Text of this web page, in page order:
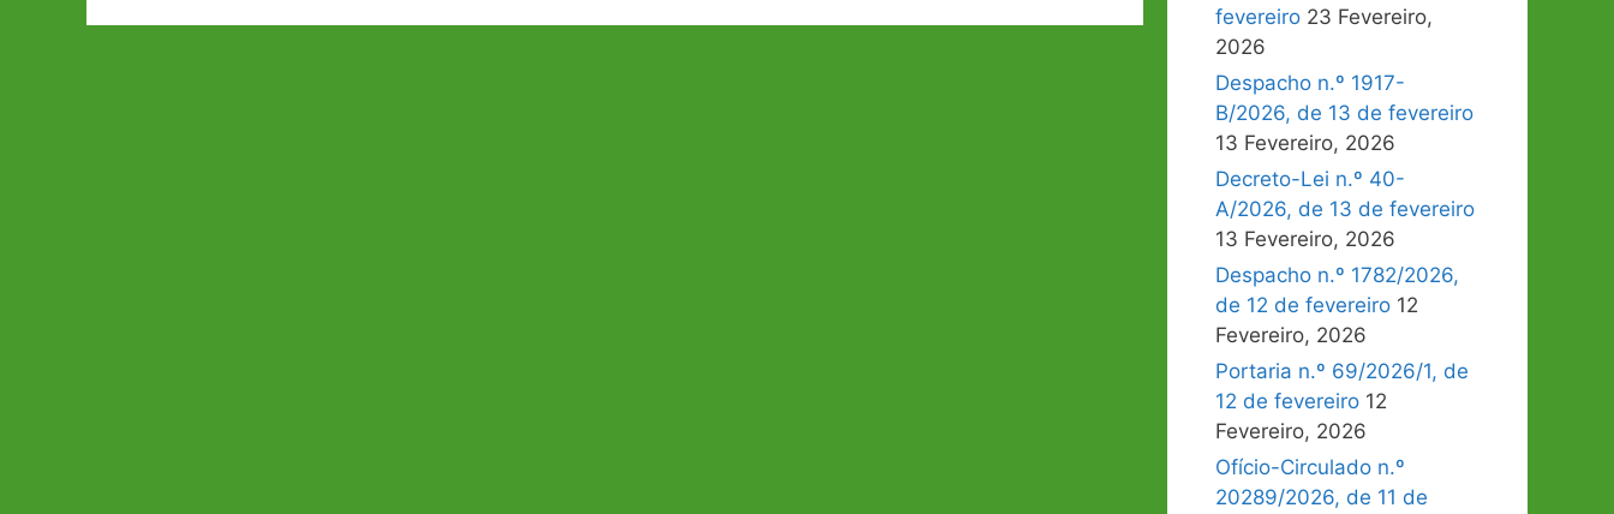
fevereiro 23 Fevereiro,
2026
Despacho n.º 1917-
B/2026, de 13 de fevereiro
13 Fevereiro, 2026
Decreto-Lei n.º 40-
A/2026, de 13 de fevereiro
13 Fevereiro, 2026
Despacho n.º 1782/2026,
de 12 de fevereiro 12
Fevereiro, 2026
Portaria n.º 69/2026/1, de
12 de fevereiro 12
Fevereiro, 2026
Ofício-Circulado n.º
20289/2026, de 11 de